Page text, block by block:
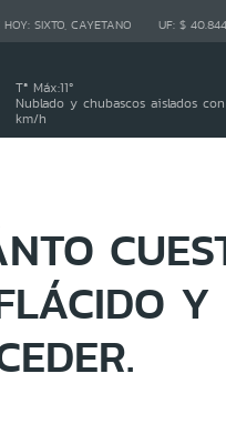
SIXTO, CAYETANO UF: $
Tª Máx:11º
Nublado y chubascos aislados
km/h
Y